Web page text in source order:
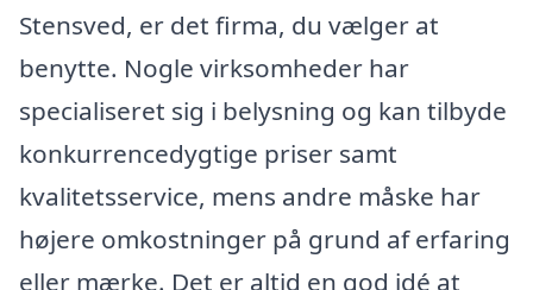
Stensved, er det firma, du vælger at
benytte. Nogle virksomheder har
specialiseret sig i belysning og kan tilbyde
konkurrencedygtige priser samt
kvalitetsservice, mens andre måske har
højere omkostninger på grund af erfaring
eller mærke. Det er altid en god idé at